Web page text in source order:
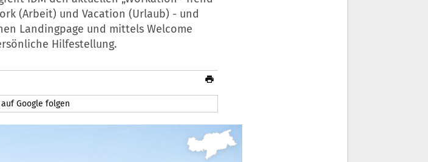
(Arbeit) und Vacation (Urlaub) - und
Landingpage und mittels Welcome
Hilfestellung.
auf Google folgen